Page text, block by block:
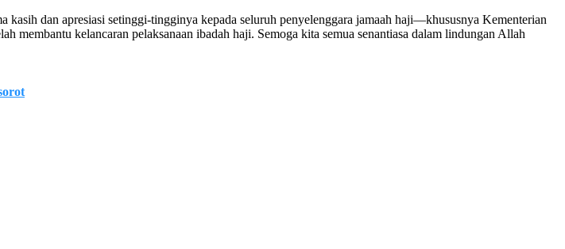
kasih dan apresiasi setinggi-tingginya kepada seluruh penyelenggara jamaah haji—khususnya Kementerian
membantu kelancaran pelaksanaan ibadah haji. Semoga kita semua senantiasa dalam lindungan Allah